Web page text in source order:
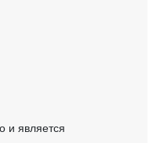
и является